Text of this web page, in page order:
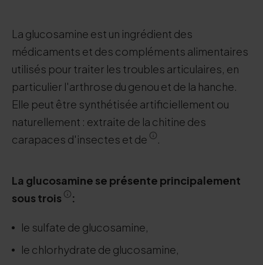
La glucosamine est un ingrédient des
médicaments et des compléments alimentaires
utilisés pour traiter les troubles articulaires, en
particulier l'arthrose du genou et de la hanche.
Elle peut être synthétisée artificiellement ou
naturellement : extraite de la chitine des
carapaces d'insectes et de
.
La glucosamine se présente principalement
sous trois
:
le sulfate de glucosamine,
le chlorhydrate de glucosamine,